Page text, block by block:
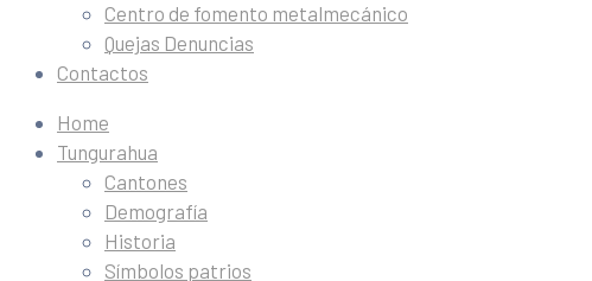
Centro de fomento metalmecánico
Quejas Denuncias
Contactos
Home
Tungurahua
Cantones
Demografía
Historia
Símbolos patrios